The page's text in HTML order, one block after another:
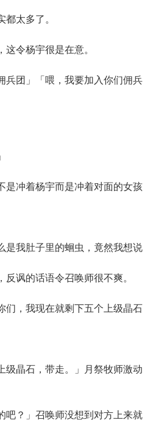
太多了。
令杨宇很是在意。
团」「喂，我要加入你们佣兵
冲着杨宇而是冲着对面的女孩
我肚子里的蛔虫，竟然我想说
反讽的话语令召唤师很不爽。
，我现在就剩下五个上级晶石
晶石，带走。」月祭牧师激动
？」召唤师没想到对方上来就